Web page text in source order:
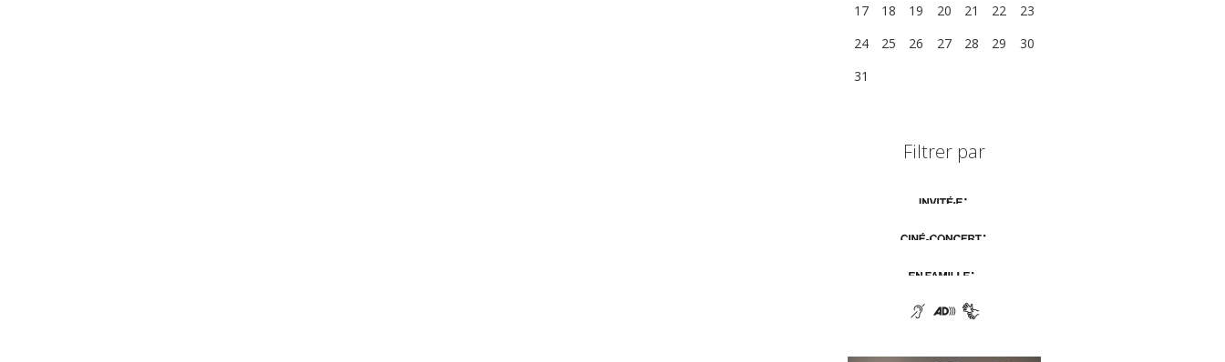
17
18 19 20 21 22
23
24
25 26 27 28 29
30
31
Filtrer par